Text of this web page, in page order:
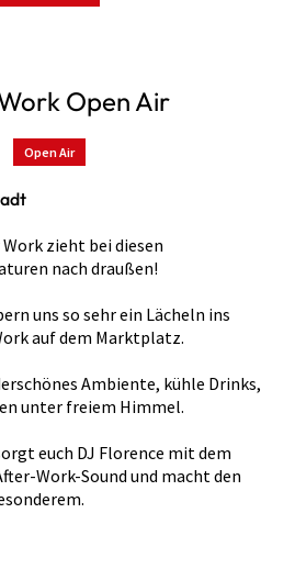
Open Air
Open Air
zieht bei diesen
nach draußen!
uns so sehr ein Lächeln ins
auf dem Marktplatz.
Ambiente, kühle Drinks,
unter freiem Himmel.
euch DJ Florence mit dem
Work-Sound und macht den